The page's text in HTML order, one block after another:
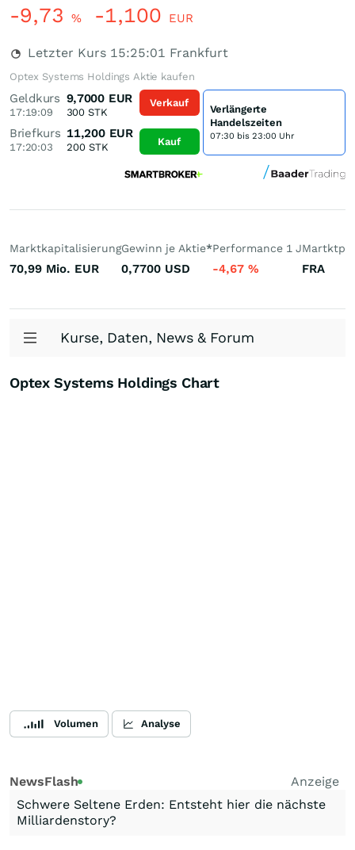
-9,73 % -1,100 EUR
Letzter Kurs 15:25:01 Frankfurt
Optex Systems Holdings Aktie kaufen
Geldkurs
17:19:09
9,7000 EUR
300 STK
Briefkurs
17:20:03
11,200 EUR
200STK
Verkauf
Kauf
Verlängerte
Handelszeiten
07:30 bis 23:00 Uhr
Marktkapitalisierung
70,99 Mio. EUR
Gewinn je Aktie*
0,7700 USD
Performance 1 J
-4,67 % FRA
Kurse, Daten, News & Forum
Optex Systems Holdings Chart
Volumen Analyse
NewsFlash
Anzeige
Schwere Seltene Erden: Entsteht hier die nächste
Milliardenstory?